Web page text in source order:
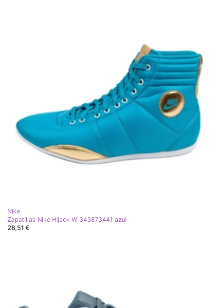
Nike
Zapatillas Nike Hijack W 343873441 azul
28,51 €